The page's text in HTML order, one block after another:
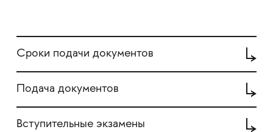
Сроки подачи документов
Подача документов
Вступительные экзамены